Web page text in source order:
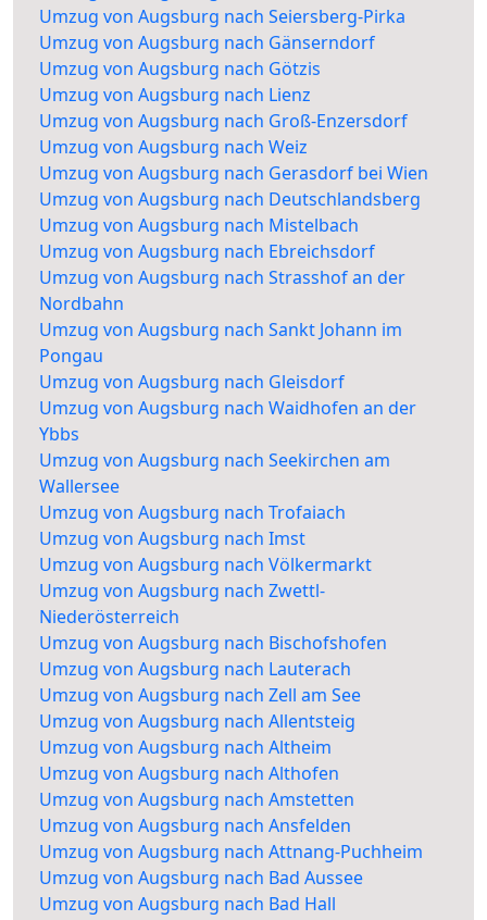
Umzug von Augsburg nach Seiersberg-Pirka
Umzug von Augsburg nach Gänserndorf
Umzug von Augsburg nach Götzis
Umzug von Augsburg nach Lienz
Umzug von Augsburg nach Groß-Enzersdorf
Umzug von Augsburg nach Weiz
Umzug von Augsburg nach Gerasdorf bei Wien
Umzug von Augsburg nach Deutschlandsberg
Umzug von Augsburg nach Mistelbach
Umzug von Augsburg nach Ebreichsdorf
Umzug von Augsburg nach Strasshof an der
Nordbahn
Umzug von Augsburg nach Sankt Johann im
Pongau
Umzug von Augsburg nach Gleisdorf
Umzug von Augsburg nach Waidhofen an der
Ybbs
Umzug von Augsburg nach Seekirchen am
Wallersee
Umzug von Augsburg nach Trofaiach
Umzug von Augsburg nach Imst
Umzug von Augsburg nach Völkermarkt
Umzug von Augsburg nach Zwettl-
Niederösterreich
Umzug von Augsburg nach Bischofshofen
Umzug von Augsburg nach Lauterach
Umzug von Augsburg nach Zell am See
Umzug von Augsburg nach Allentsteig
Umzug von Augsburg nach Altheim
Umzug von Augsburg nach Althofen
Umzug von Augsburg nach Amstetten
Umzug von Augsburg nach Ansfelden
Umzug von Augsburg nach Attnang-Puchheim
Umzug von Augsburg nach Bad Aussee
Umzug von Augsburg nach Bad Hall